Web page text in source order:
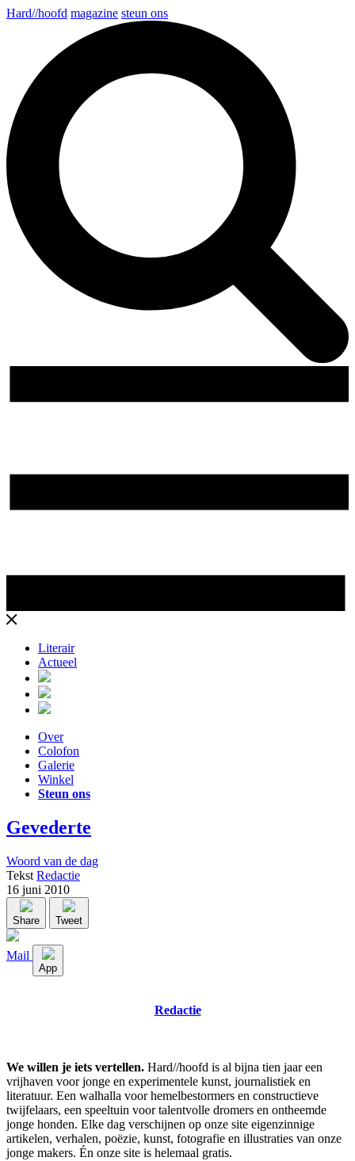
Hard//hoofd magazine steun ons
Literair
Actueel
Over
Colofon
Galerie
Winkel
Steun ons
Gevederte
Woord van de dag
Tekst Redactie
16 juni 2010
Share Tweet
Mail
App
Redactie
We willen je iets vertellen. Hard//hoofd is al bijna tien jaar een
vrijhaven voor jonge en experimentele kunst, journalistiek en
literatuur. Een walhalla voor hemelbestormers en constructieve
twijfelaars, een speeltuin voor talentvolle dromers en ontheemde
jonge honden. Elke dag verschijnen op onze site eigenzinnige
artikelen, verhalen, poëzie, kunst, fotografie en illustraties van onze
jonge makers. Én onze site is helemaal gratis.